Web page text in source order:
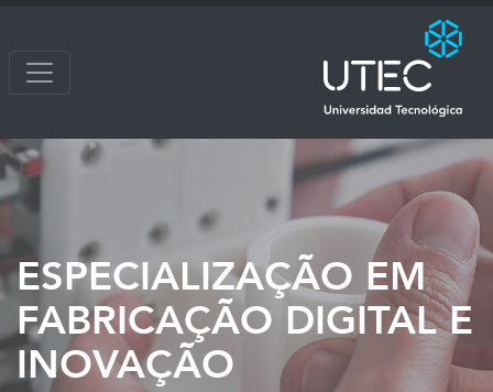
ESPECIALIZAÇÃO EM
FABRICAÇÃO DIGITAL E
INOVAÇÃO